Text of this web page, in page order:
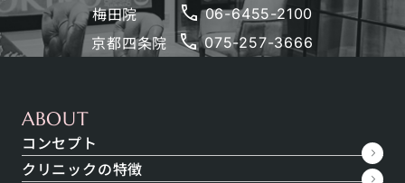
梅田院 phone 06-6455-2100
京都四条院 phone 075-257-3666
ABOUT
コンセプト
クリニックの特徴
閉じる